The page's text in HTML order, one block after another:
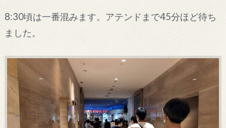
8:30頃は一番混みます。アテンドまで45分ほど待ち
ました。